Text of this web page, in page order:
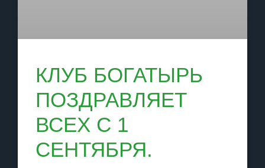
КЛУБ БОГАТЫРЬ
ПОЗДРАВЛЯЕТ
ВСЕХ С 1
СЕНТЯБРЯ.